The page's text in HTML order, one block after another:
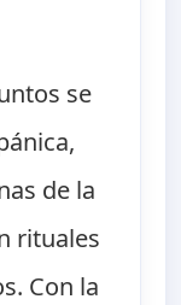
se
de la
rituales
Con la